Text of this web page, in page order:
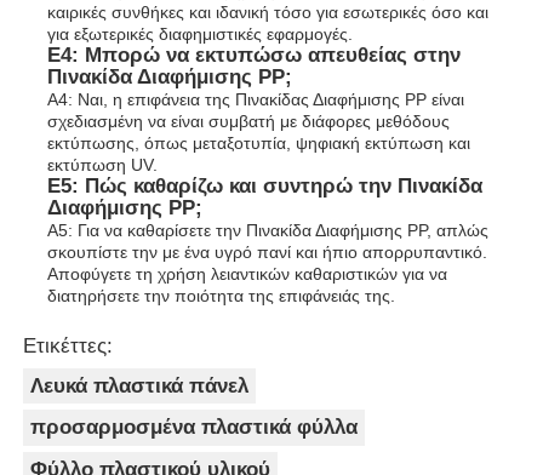
καιρικές συνθήκες και ιδανική τόσο για εσωτερικές όσο και
για εξωτερικές διαφημιστικές εφαρμογές.
Ε4: Μπορώ να εκτυπώσω απευθείας στην
Πινακίδα Διαφήμισης PP;
Α4: Ναι, η επιφάνεια της Πινακίδας Διαφήμισης PP είναι
σχεδιασμένη να είναι συμβατή με διάφορες μεθόδους
εκτύπωσης, όπως μεταξοτυπία, ψηφιακή εκτύπωση και
εκτύπωση UV.
Ε5: Πώς καθαρίζω και συντηρώ την Πινακίδα
Διαφήμισης PP;
Α5: Για να καθαρίσετε την Πινακίδα Διαφήμισης PP, απλώς
σκουπίστε την με ένα υγρό πανί και ήπιο απορρυπαντικό.
Αποφύγετε τη χρήση λειαντικών καθαριστικών για να
διατηρήσετε την ποιότητα της επιφάνειάς της.
Ετικέττες:
Λευκά πλαστικά πάνελ
προσαρμοσμένα πλαστικά φύλλα
Φύλλο πλαστικού υλικού